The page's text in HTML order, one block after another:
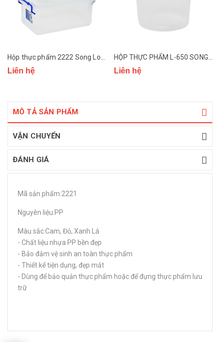
Liên hệ Liên hệ
MÔ TẢ SẢN PHẨM
VẬN CHUYỂN
ĐÁNH GIÁ
Mã sản phẩm:2221
Nguyên liệu:PP
Màu sắc:Cam, Đỏ, Xanh Lá
- Chất liệu nhựa PP bền đẹp
- Bảo đảm vệ sinh an toàn thực phẩm
- Thiết kế tiện dụng, đẹp mắt
- Dùng để bảo quản thực phẩm hoặc để đựng thực phẩm lưu
trữ